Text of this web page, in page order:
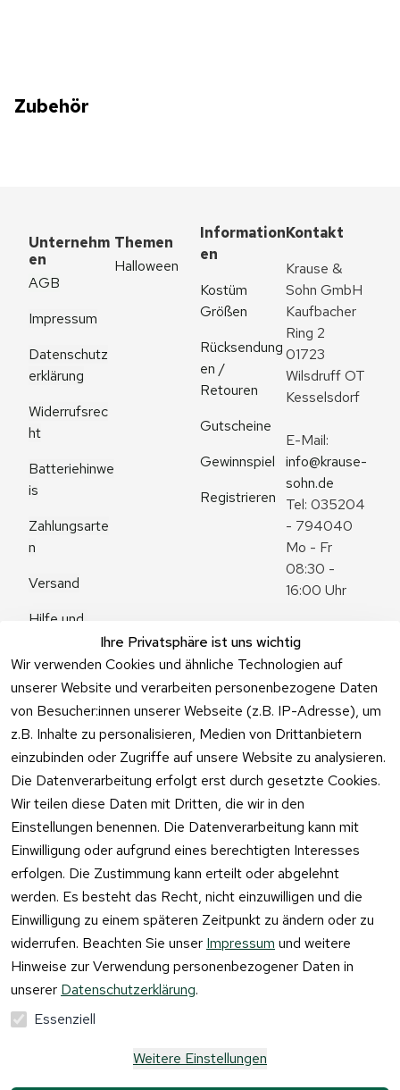
Zubehör
Ihre Privatsphäre ist uns wichtig
Wir verwenden Cookies und ähnliche Technologien auf
unserer Website und verarbeiten personenbezogene Daten
von Besucher:innen unserer Webseite (z.B. IP-Adresse), um
z.B. Inhalte zu personalisieren, Medien von Drittanbietern
einzubinden oder Zugriffe auf unsere Website zu analysieren.
Die Datenverarbeitung erfolgt erst durch gesetzte Cookies.
Wir teilen diese Daten mit Dritten, die wir in den
Einstellungen benennen. Die Datenverarbeitung kann mit
Einwilligung oder aufgrund eines berechtigten Interesses
erfolgen. Die Zustimmung kann erteilt oder abgelehnt
werden. Es besteht das Recht, nicht einzuwilligen und die
Einwilligung zu einem späteren Zeitpunkt zu ändern oder zu
widerrufen. Beachten Sie unser Impressum und weitere
Hinweise zur Verwendung personenbezogener Daten in
unserer Datenschutzerklärung.
Essenziell
Weitere Einstellungen
Unternehm
en
AGB
Impressum
Datenschutz
erklärung
Widerrufsrec
ht
Batteriehinwe
is
Zahlungsarte
n
Versand
Hilfe und
Fragen
Themen
Halloween
Information
en
Kostüm
Größen
Rücksendung
en /
Retouren
Gutscheine
Gewinnspiel
Registrieren
Kontakt
Krause &
Sohn GmbH
Kaufbacher
Ring 2
01723
Wilsdruff OT
Kesselsdorf
info@krause-
sohn.de
Tel: 035204
- 794040
Mo - Fr
08:30 -
16:00 Uhr
Zum
Kontaktformu
lar
Vertrag
widerrufen